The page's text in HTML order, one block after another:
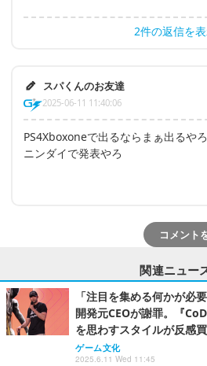
2件の返信を
スパくんのお友達
2025-06-11 11:40:06
PS4Xboxoneで出るならまぁ出るや
ニンダイで発表やろ
コメント
関連ニュー
「注目を集める何かが必
開発元CEOが謝罪。『
を思わすスタイルが反感
ゲーム文化
2025.6.11 Wed 11:45